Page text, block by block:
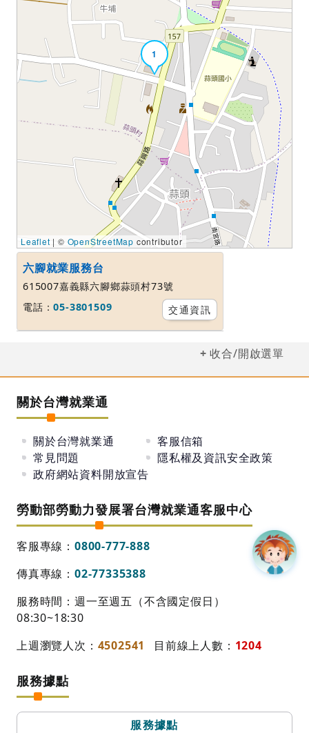
1
Leaflet | © OpenStreetMap contributor
六腳就業服務台
615007嘉義縣六腳鄉蒜頭村73號
電話：05-3801509 交通資訊
收合/開啟選單
關於台灣就業通
關於台灣就業通
客服信箱
常見問題
隱私權及資訊安全政策
政府網站資料開放宣告
勞動部勞動力發展署台灣就業通客服中心
客服專線： 0800-777-888
傳真專線： 02-77335388
服務時間：週一至週五（不含國定假日）
08:30~18:30
上週瀏覽人次： 4502541 目前線上人數： 1204
服務據點
服務據點